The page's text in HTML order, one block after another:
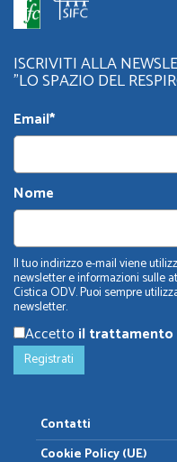
ISCRIVITI ALLA
"LO SPAZIO DEL
Email*
Nome
Il tuo indirizzo e-mail viene
newsletter e informazioni sulle
Cistica ODV. Puoi sempre
newsletter.
Accetto il
Contatti
Cookie Policy (UE)